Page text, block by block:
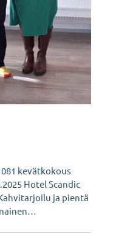
kevätkokous
Hotel Scandic
ja pientä